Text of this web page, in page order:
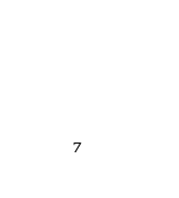
7